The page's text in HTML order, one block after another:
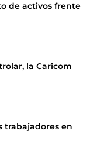
de activos frente
la Caricom
trabajadores en